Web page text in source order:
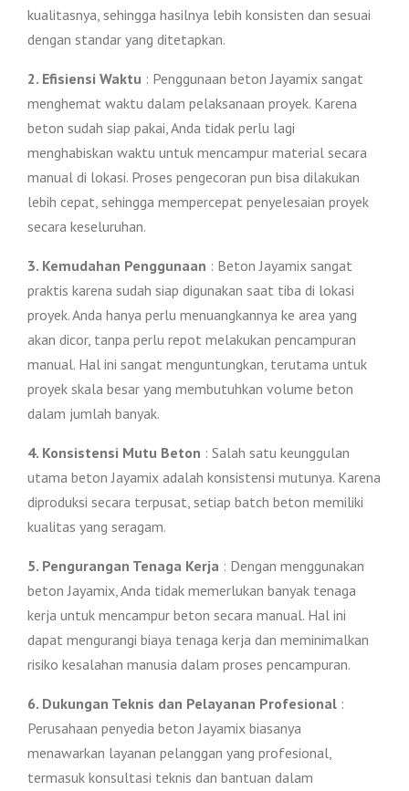
kualitasnya, sehingga hasilnya lebih konsisten dan sesuai
dengan standar yang ditetapkan.
2. Efisiensi Waktu : Penggunaan beton Jayamix sangat
menghemat waktu dalam pelaksanaan proyek. Karena
beton sudah siap pakai, Anda tidak perlu lagi
menghabiskan waktu untuk mencampur material secara
manual di lokasi. Proses pengecoran pun bisa dilakukan
lebih cepat, sehingga mempercepat penyelesaian proyek
secara keseluruhan.
3. Kemudahan Penggunaan : Beton Jayamix sangat
praktis karena sudah siap digunakan saat tiba di lokasi
proyek. Anda hanya perlu menuangkannya ke area yang
akan dicor, tanpa perlu repot melakukan pencampuran
manual. Hal ini sangat menguntungkan, terutama untuk
proyek skala besar yang membutuhkan volume beton
dalam jumlah banyak.
4. Konsistensi Mutu Beton : Salah satu keunggulan
utama beton Jayamix adalah konsistensi mutunya. Karena
diproduksi secara terpusat, setiap batch beton memiliki
kualitas yang seragam.
5. Pengurangan Tenaga Kerja : Dengan menggunakan
beton Jayamix, Anda tidak memerlukan banyak tenaga
kerja untuk mencampur beton secara manual. Hal ini
dapat mengurangi biaya tenaga kerja dan meminimalkan
risiko kesalahan manusia dalam proses pencampuran.
6. Dukungan Teknis dan Pelayanan Profesional :
Perusahaan penyedia beton Jayamix biasanya
menawarkan layanan pelanggan yang profesional,
termasuk konsultasi teknis dan bantuan dalam